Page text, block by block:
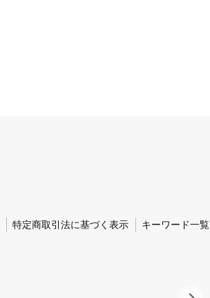
特定商取引法に基づく表示 キーワード一覧